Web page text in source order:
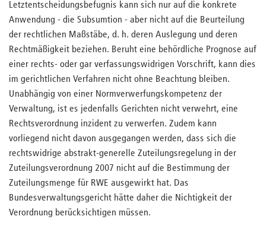
Letztentscheidungsbefugnis kann sich nur auf die konkrete
Anwendung - die Subsumtion - aber nicht auf die Beurteilung
der rechtlichen Maßstäbe, d. h. deren Auslegung und deren
Rechtmäßigkeit beziehen. Beruht eine behördliche Prognose auf
einer rechts- oder gar verfassungswidrigen Vorschrift, kann dies
im gerichtlichen Verfahren nicht ohne Beachtung bleiben.
Unabhängig von einer Normverwerfungskompetenz der
Verwaltung, ist es jedenfalls Gerichten nicht verwehrt, eine
Rechtsverordnung inzident zu verwerfen. Zudem kann
vorliegend nicht davon ausgegangen werden, dass sich die
rechtswidrige abstrakt-generelle Zuteilungsregelung in der
Zuteilungsverordnung 2007 nicht auf die Bestimmung der
Zuteilungsmenge für RWE ausgewirkt hat. Das
Bundesverwaltungsgericht hätte daher die Nichtigkeit der
Verordnung berücksichtigen müssen.